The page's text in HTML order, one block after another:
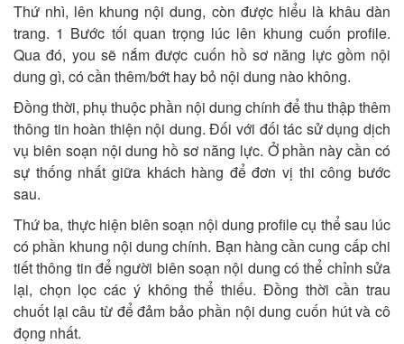
Thứ nhì, lên khung nội dung, còn được hiểu là khâu dàn
trang. 1 Bước tối quan trọng lúc lên khung cuốn profile.
Qua đó, you sẽ nắm được cuốn hồ sơ năng lực gồm nội
dung gì, có cần thêm/bớt hay bỏ nội dung nào không.
Đồng thời, phụ thuộc phần nội dung chính để thu thập thêm
thông tin hoàn thiện nội dung. Đối với đối tác sử dụng dịch
vụ biên soạn nội dung hồ sơ năng lực. Ở phần này cần có
sự thống nhất giữa khách hàng để đơn vị thi công bước
sau.
Thứ ba, thực hiện biên soạn nội dung profile cụ thể sau lúc
có phần khung nội dung chính. Bạn hàng cần cung cấp chi
tiết thông tin để người biên soạn nội dung có thể chỉnh sửa
lại, chọn lọc các ý không thể thiếu. Đồng thời cần trau
chuốt lại câu từ để đảm bảo phần nội dung cuốn hút và cô
đọng nhất.